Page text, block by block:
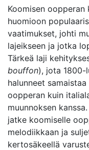
Koomisen
huomioon
vaatimukset, johti
lajeikseen ja jotka
Tärkeä laji
bouffon), jota 1800-
halunneet
oopperan kuin
muunnoksen
jatke koomiselle
melodiikkaan ja
kertosäkeellä